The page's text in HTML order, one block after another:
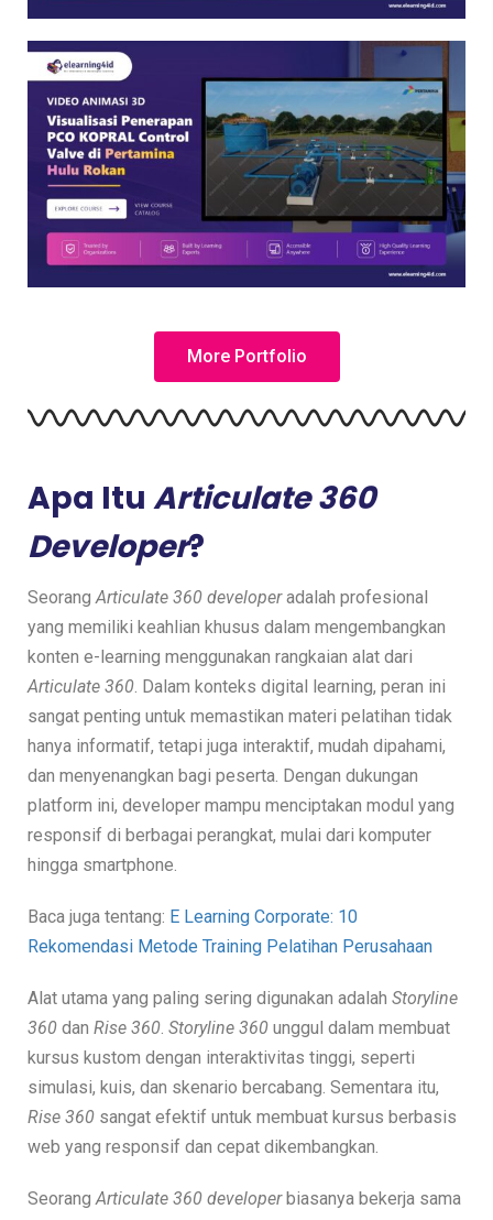
More Portfolio
Apa Itu Articulate 360
Developer?
SeorangArticulate 360 developeradalah profesional
yang memiliki keahlian khusus dalam mengembangkan
konten e-learning menggunakan rangkaian alat dari
Articulate 360. Dalam konteks digital learning, peran ini
sangat penting untuk memastikan materi pelatihan tidak
hanya informatif, tetapi juga interaktif, mudah dipahami,
dan menyenangkan bagi peserta. Dengan dukungan
platform ini, developer mampu menciptakan modul yang
responsif di berbagai perangkat, mulai dari komputer
hingga smartphone.
Baca juga tentang: E Learning Corporate: 10
Rekomendasi Metode Training Pelatihan Perusahaan
Alat utama yang paling sering digunakan adalah Storyline
360 dan Rise 360. Storyline 360 unggul dalam membuat
kursus kustom dengan interaktivitas tinggi, seperti
simulasi, kuis, dan skenario bercabang. Sementara itu,
Rise 360 sangat efektif untuk membuat kursus berbasis
web yang responsif dan cepat dikembangkan.
SeorangArticulate 360 developerbiasanya bekerja sama